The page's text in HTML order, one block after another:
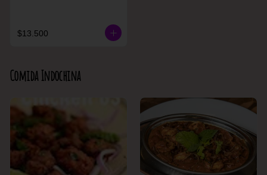
$13.500
Comida Indochina